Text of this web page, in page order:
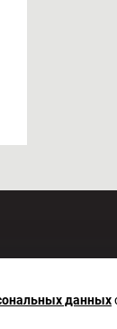
данных